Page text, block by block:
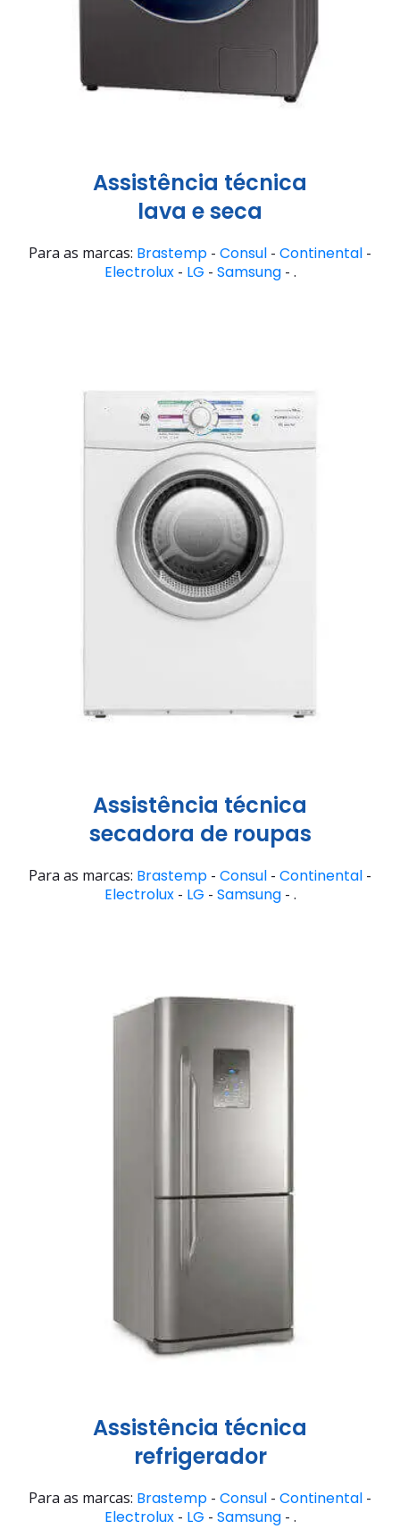
Assistência técnica
lava e seca
Para as marcas: Brastemp - Consul - Continental -
Electrolux- LG - Samsung- .
Assistência técnica
secadora de roupas
Para as marcas: Brastemp - Consul - Continental -
Electrolux- LG - Samsung- .
Assistência técnica
refrigerador
Para as marcas: Brastemp - Consul - Continental -
Electrolux- LG - Samsung- .